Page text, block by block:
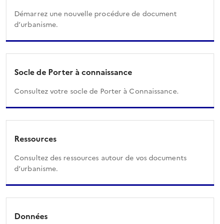
Démarrez une nouvelle procédure de document
d’urbanisme.
Socle de Porter à connaissance
Consultez votre socle de Porter à Connaissance.
Ressources
Consultez des ressources autour de vos documents
d’urbanisme.
Données